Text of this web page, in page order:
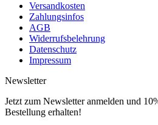
Versandkosten
Zahlungsinfos
AGB
Widerrufsbelehrung
Datenschutz
Impressum
Newsletter
Jetzt zum Newsletter anmelden und
Bestellung erhalten!